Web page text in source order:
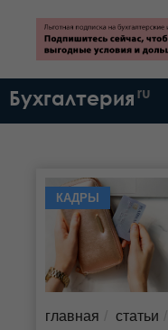
Бухгалтерия ru
КАДРЫ
главная статьи